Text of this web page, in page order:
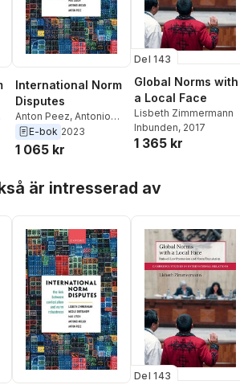
International Norm
Disputes
Anton Peez, Antonio
Arcudi,Max Lesch
Nicole Deitelhoff
E-bok 2023
1 065 kr
Del 143
Global Norms with
a Local Face
Lisbeth Zimmermann
Inbunden, 2017
1 365 kr
är intresserad av
Del 143